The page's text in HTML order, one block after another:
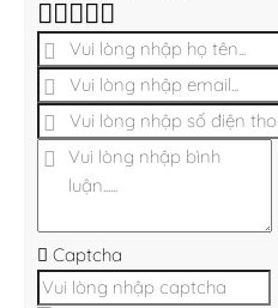
Captcha